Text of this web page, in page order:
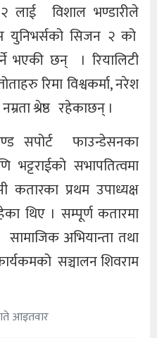
लाई विशाल भण्डारीले
युनिभर्सको सिजन २ को
भएकी छन् । रियालिटी
रिमा विश्वकर्मा, नरेश
श्रेष्ठ रहेकाछन् ।
सपोर्ट फाउन्डेसनका
सभापतित्वमा
कतारका प्रथम उपाध्यक्ष
थिए । सम्पूर्ण कतारमा
अभियान्ता तथा
सञ्चालन शिवराम
आइतवार